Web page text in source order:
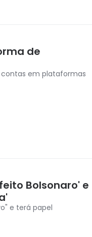
de
contas em plataformas
Bolsonaro' e
e terá papel